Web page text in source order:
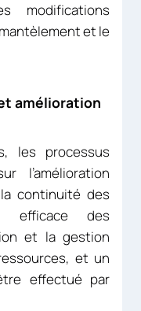
modifications
et le
amélioration
les processus
l’amélioration
continuité des
efficace des
et la gestion
et un
effectué par